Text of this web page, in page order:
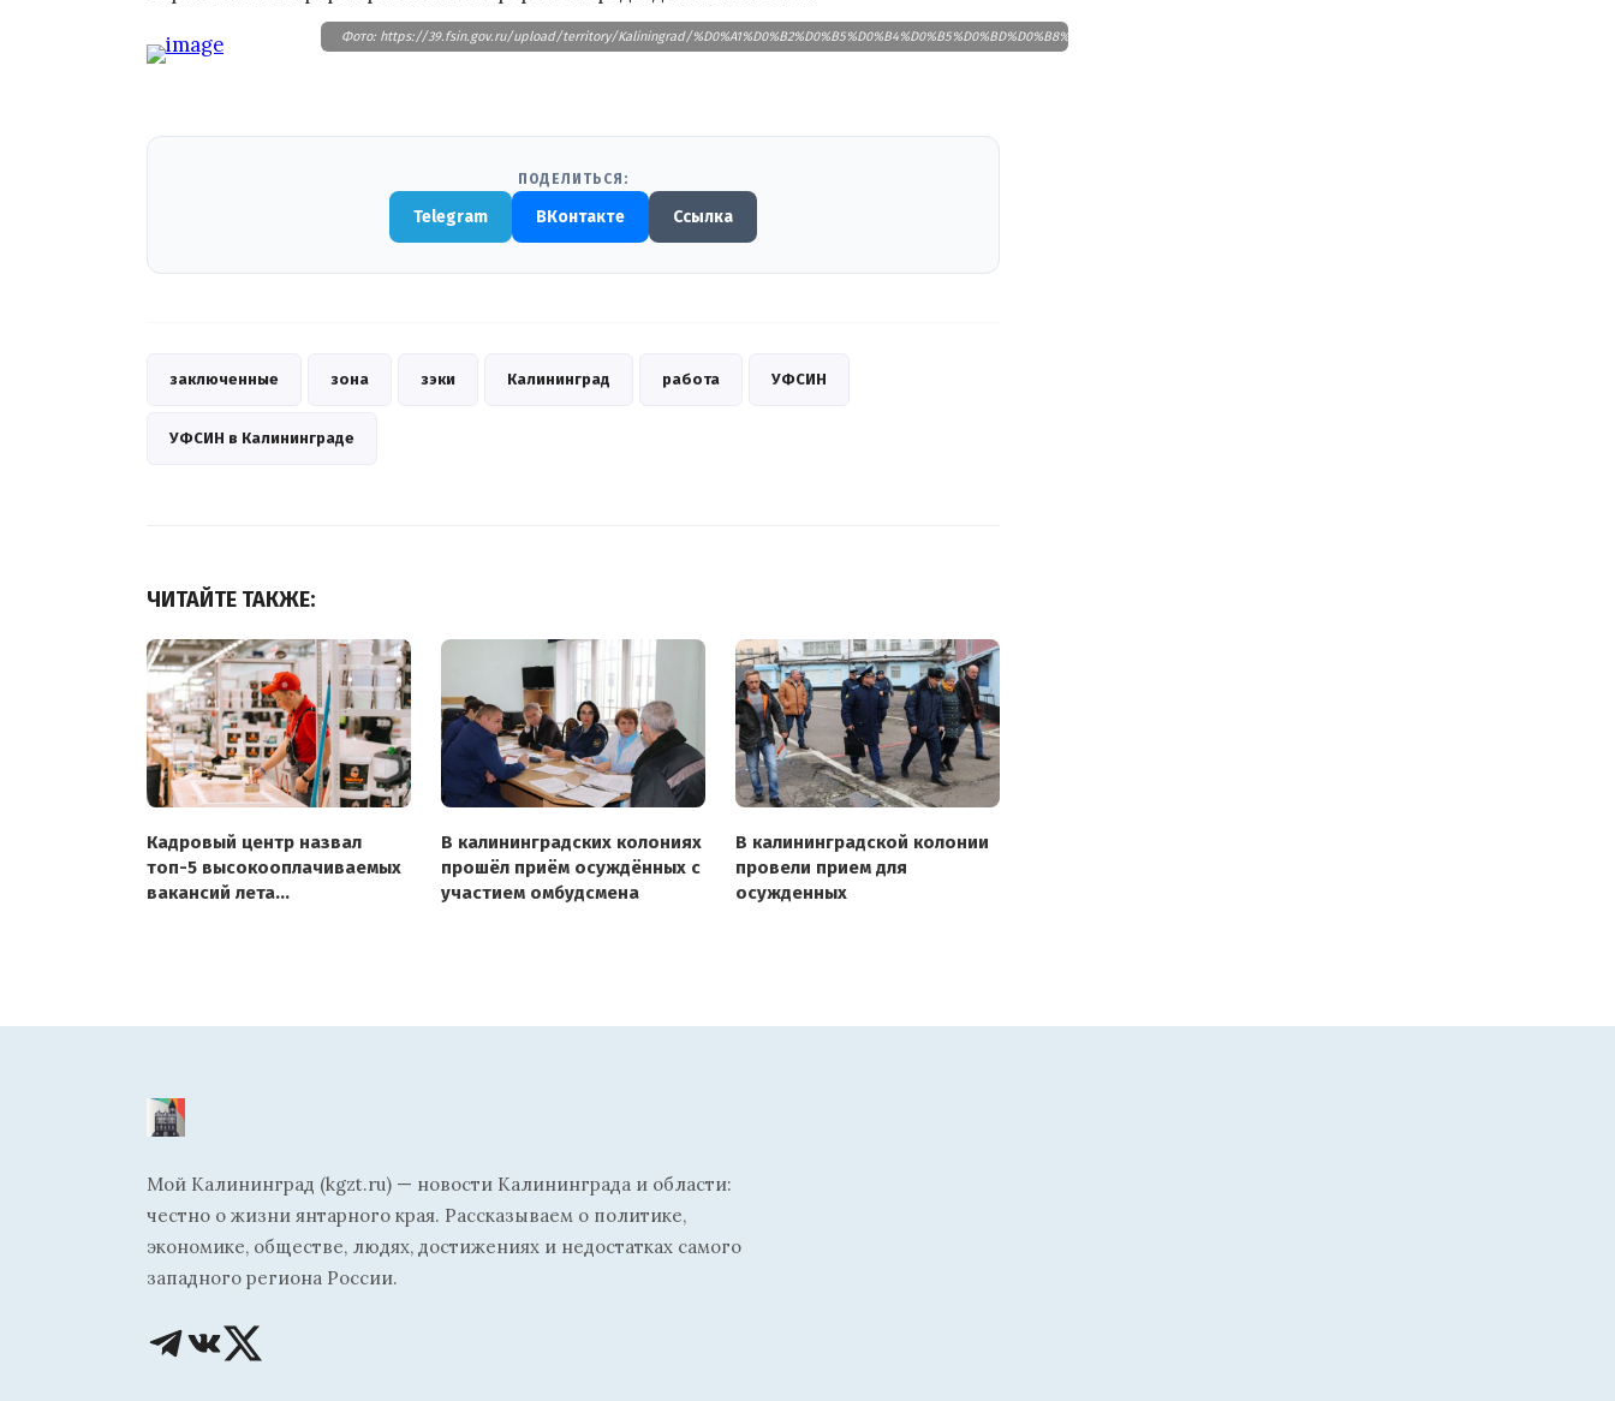
Фото: https://39.fsin.gov.ru/upload/territory/Kaliningrad/%D0%A1%D0%B2%D0%B5%D0%B4%D0%B5%D0%BD%D0%B8%D1%8F%20%D0%BE%20%D0%B4%D0%BE%D1%85%D0%BE%D0%B4%D0%B0%D1%85/IMG-
ПОДЕЛИТЬСЯ:
Telegram ВКонтакте Ссылка
заключенные зона зэки Калининград работа УФСИН
УФСИН в Калининграде
ЧИТАЙТЕ ТАКЖЕ:
Кадровый центр назвал
топ-5 высокооплачиваемых
вакансий лета
В калининградских колониях
прошёл приём осуждённых с
участием омбудсмена
В калининградской колонии
провели прием для
осужденных
Мой Калининград (kgzt.ru) — новости Калининграда и области:
честно о жизни янтарного края. Рассказываем о политике,
экономике, обществе, людях, достижениях и недостатках самого
западного региона России.